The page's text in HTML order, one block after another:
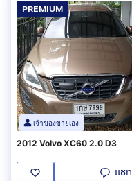
PREMIUM
เจ้าของขายเอง
2012 Volvo XC60 2.0 D3
แชท